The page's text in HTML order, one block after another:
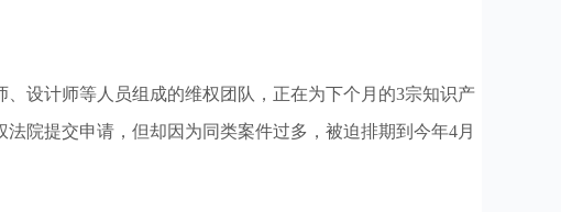
设计师等人员组成的维权团队，正在为下个月的3宗知识产
院提交申请，但却因为同类案件过多，被迫排期到今年4月